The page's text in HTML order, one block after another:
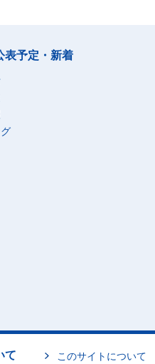
表予定・新着
て このサイトについて